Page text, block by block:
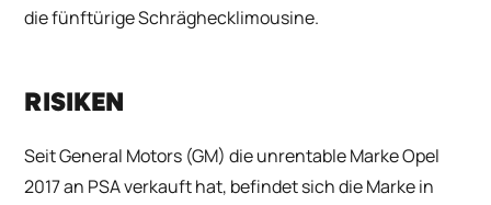
die fünftürige Schräghecklimousine.
RISIKEN
Seit General Motors (GM) die unrentable Marke Opel
2017 an PSA verkauft hat, befindet sich die Marke in